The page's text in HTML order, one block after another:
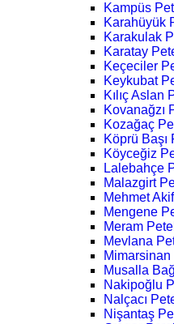
Kampüs
Karahüyük
Karakulak
Karatay
Keçeciler
Keykubat
Kılıç Aslan
Kovanağzı
Kozağaç
Köprü Başı
Köyceğiz
Lalebahçe
Malazgirt
Mehmet
Mengene
Meram
Mevlana
Musalla
Nakipoğlu
Nalçacı
Nişantaş